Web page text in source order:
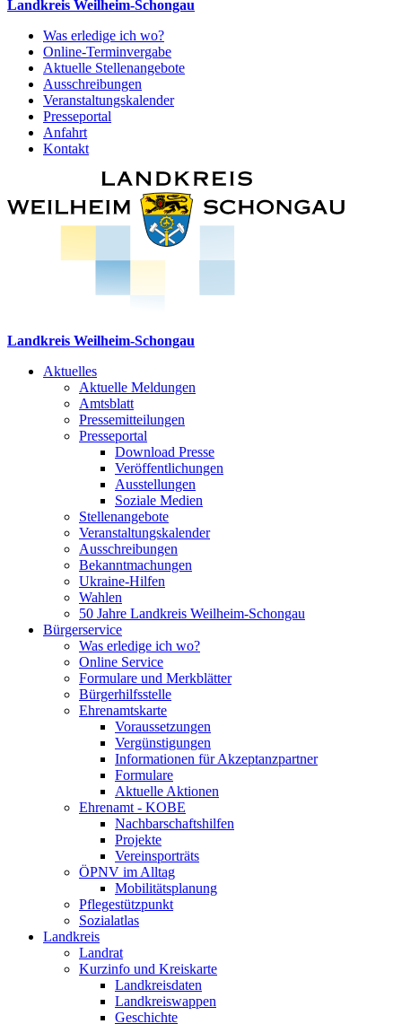
Landkreis Weilheim-Schongau
Was erledige ich wo?
Online-Terminvergabe
Aktuelle Stellenangebote
Ausschreibungen
Veranstaltungskalender
Presseportal
Anfahrt
Kontakt
Landkreis Weilheim-Schongau
Aktuelles
Aktuelle Meldungen
Amtsblatt
Pressemitteilungen
Presseportal
Download Presse
Veröffentlichungen
Ausstellungen
Soziale Medien
Stellenangebote
Veranstaltungskalender
Ausschreibungen
Bekanntmachungen
Ukraine-Hilfen
Wahlen
50 Jahre Landkreis Weilheim-Schongau
Bürgerservice
Was erledige ich wo?
Online Service
Formulare und Merkblätter
Bürgerhilfsstelle
Ehrenamtskarte
Voraussetzungen
Vergünstigungen
Informationen für Akzeptanzpartner
Formulare
Aktuelle Aktionen
Ehrenamt - KOBE
Nachbarschaftshilfen
Projekte
Vereinsporträts
ÖPNV im Alltag
Mobilitätsplanung
Pflegestützpunkt
Sozialatlas
Landkreis
Landrat
Kurzinfo und Kreiskarte
Landkreisdaten
Landkreiswappen
Geschichte